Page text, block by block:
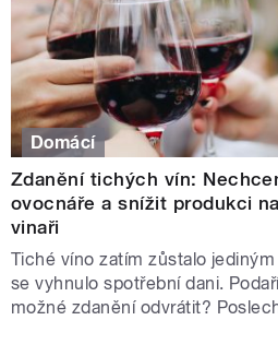
Domácí
Zdanění tichých vín:
ovocnáře a snížit produkci
vinaři
Tiché víno zatím zůstalo
se vyhnulo spotřební dani.
možné zdanění odvrátit?